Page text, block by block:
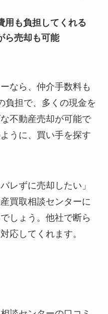
用も負担してくれる
ら売却も可能
なら、仲介手数料も
負担で、多くの現金を
不動産売却が可能で
うに、買い手を探す
レずに売却したい」
買取相談センターに
しょう。他社で断ら
応してくれます。